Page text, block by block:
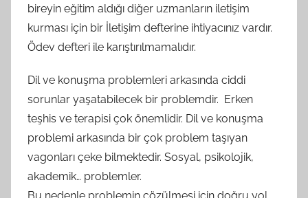
bireyin eğitim aldığı diğer uzmanların iletişim
kurması için bir İletişim defterine ihtiyacınız vardır.
Ödev defteri ile karıştırılmamalıdır.
Dil ve konuşma problemleri arkasında ciddi
sorunlar yaşatabilecek bir problemdir. Erken
teşhis ve terapisi çok önemlidir. Dil ve konuşma
problemi arkasında bir çok problem taşıyan
vagonları çeke bilmektedir. Sosyal, psikolojik,
akademik… problemler.